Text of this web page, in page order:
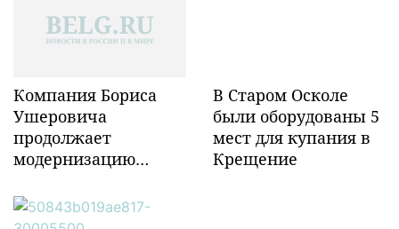
Компания Бориса
Ушеровича
продолжает
модернизацию
инфраструктуры в
Забайкалье
В Старом Осколе
были оборудованы 5
мест для купания в
Крещение